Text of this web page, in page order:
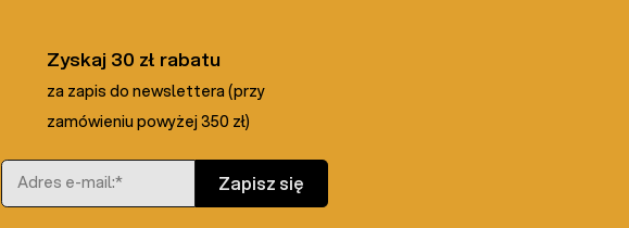
Zyskaj 30 zł rabatu
za zapis do newslettera (przy
zamówieniu powyżej 350 zł)
Adres e-mail
Zapisz się